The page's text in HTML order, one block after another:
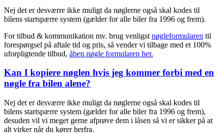
Nej det er desværre ikke muligt da nøglerne også skal kodes til
bilens startspærre system (gælder for alle biler fra 1996 og frem).
For tilbud & kommunikation mv. brug venligst nøgleformularen til
forespørgsel på aftale tid og pris, så vender vi tilbage med et 100%
uforpligtende tilbud, åben nøgle formularen her.
Kan I kopiere nøglen hvis jeg kommer forbi med en
nøgle fra bilen alene?
Nej det er desværre ikke muligt da nøglerne også skal kodes til
bilens startspærre system (gælder for alle biler fra 1996 og frem),
desuden vil vi meget gerne afprøve dem i låsen så vi er sikker på at
alt virker når du kører herfra.